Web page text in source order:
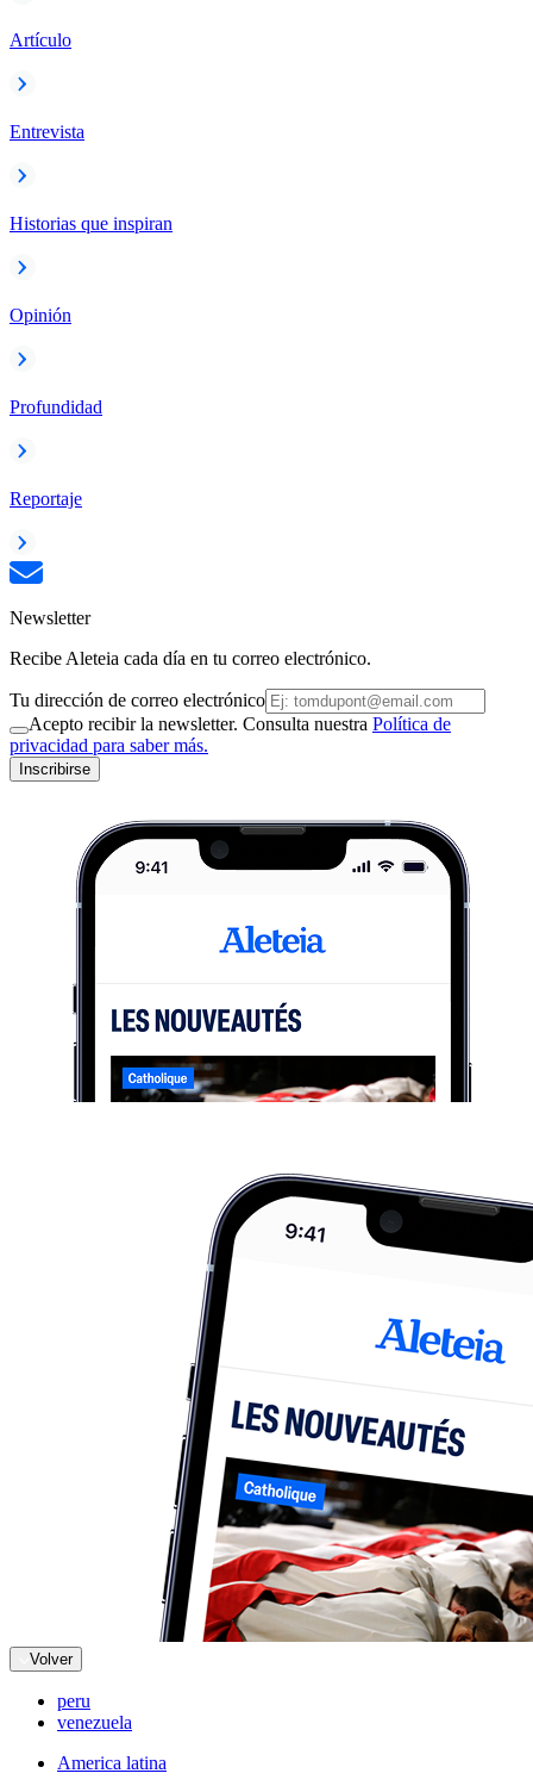
Artículo
Entrevista
Historias que inspiran
Opinión
Profundidad
Reportaje
Newsletter
Recibe Aleteia cada día en tu correo electrónico.
Tu dirección de correo electrónico
Acepto recibir la newsletter. Consulta nuestra Política de
privacidad para saber más.
Inscribirse
Volver
peru
venezuela
America latina